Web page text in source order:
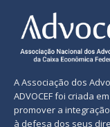
A Associação dos
ADVOCEF foi criada
promover a
à defesa dos seus